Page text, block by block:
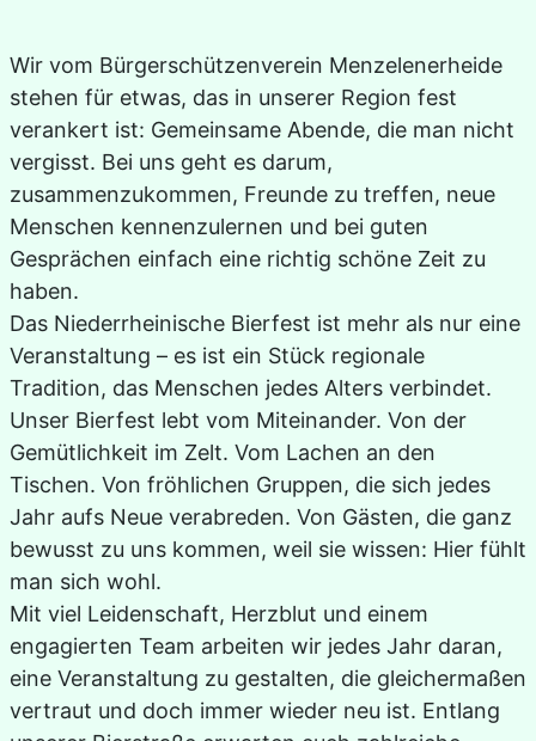
Wir vom Bürgerschützenverein Menzelenerheide
stehen für etwas, das in unserer Region fest
verankert ist: Gemeinsame Abende, die man nicht
vergisst. Bei uns geht es darum,
zusammenzukommen, Freunde zu treffen, neue
Menschen kennenzulernen und bei guten
Gesprächen einfach eine richtig schöne Zeit zu
haben.
Das Niederrheinische Bierfest ist mehr als nur eine
Veranstaltung – es ist ein Stück regionale
Tradition, das Menschen jedes Alters verbindet.
Unser Bierfest lebt vom Miteinander. Von der
Gemütlichkeit im Zelt. Vom Lachen an den
Tischen. Von fröhlichen Gruppen, die sich jedes
Jahr aufs Neue verabreden. Von Gästen, die ganz
bewusst zu uns kommen, weil sie wissen: Hier fühlt
man sich wohl.
Mit viel Leidenschaft, Herzblut und einem
engagierten Team arbeiten wir jedes Jahr daran,
eine Veranstaltung zu gestalten, die gleichermaßen
vertraut und doch immer wieder neu ist. Entlang